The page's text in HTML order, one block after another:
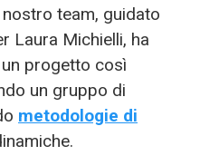
team, guidato
Laura Michielli, ha
progetto così
un gruppo di
metodologie di